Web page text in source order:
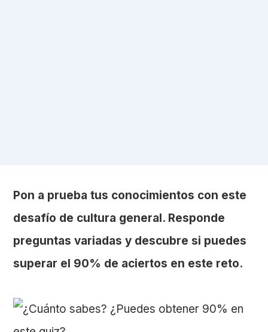
Pon a prueba tus conocimientos con este
desafío de cultura general. Responde
preguntas variadas y descubre si puedes
superar el 90% de aciertos en este reto.